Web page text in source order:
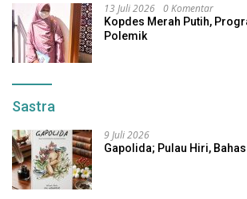
13 Juli 2026 0 Komentar
Kopdes Merah Putih,
Polemik
Sastra
9 Juli 2026
Gapolida; Pulau Hiri,